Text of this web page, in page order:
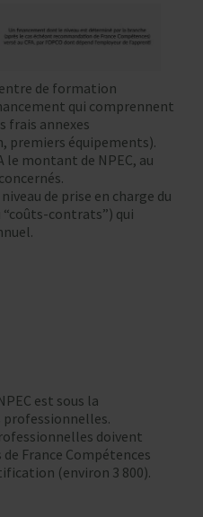
de formation
qui comprennent
frais annexes
premiers équipements).
le montant de NPEC, au
de prise en charge du
contrats”) qui
est sous la
professionnelles.
doivent
France Compétences
(environ 3 800).